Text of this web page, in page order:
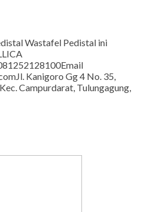
Wastafel Pedistal ini
Kanigoro Gg 4 No. 35,
Campurdarat, Tulungagung,